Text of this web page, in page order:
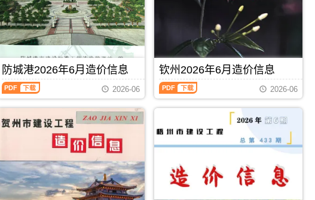
防城港2026年6月造价信息
防
城
年
息
(防
PDF 下载
2026-06
钦州2026年6月造价信息
钦
州
月
造
（钦
PDF 下载
2026-06